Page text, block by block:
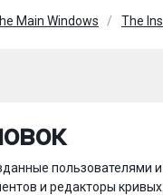
Main Windows The
и редакторы кривых.